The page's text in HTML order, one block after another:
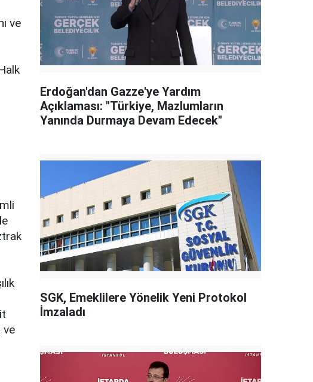
ve
ve
Erdoğan'dan Gazze'ye Yardım
Açıklaması: "Türkiye, Mazlumların
Yanında Durmaya Devam Edecek"
SGK, Emeklilere Yönelik Yeni Protokol
İmzaladı